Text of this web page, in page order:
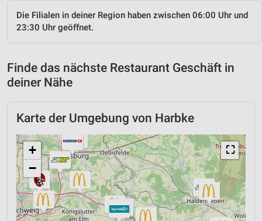
Die Filialen in deiner Region haben zwischen 06:00 Uhr und
23:30 Uhr geöffnet.
Finde das nächste Restaurant Geschäft in
deiner Nähe
Karte der Umgebung von Harbke
⛶
+
−